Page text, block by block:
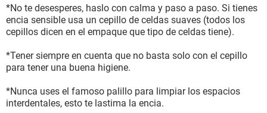
*No te desesperes, haslo con calma y paso a paso. Si tienes
encia sensible usa un cepillo de celdas suaves (todos los
cepillos dicen en el empaque que tipo de celdas tiene).
*Tener siempre en cuenta que no basta solo con el cepillo
para tener una buena higiene.
*Nunca uses el famoso palillo para limpiar los espacios
interdentales, esto te lastima la encia.